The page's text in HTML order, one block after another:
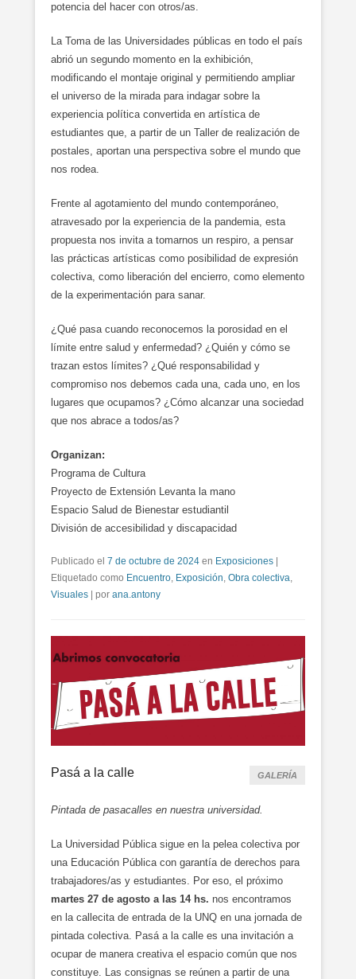
potencia del hacer con otros/as.
La Toma de las Universidades públicas en todo el país
abrió un segundo momento en la exhibición,
modificando el montaje original y permitiendo ampliar
el universo de la mirada para indagar sobre la
experiencia política convertida en artística de
estudiantes que, a partir de un Taller de realización de
postales, aportan una perspectiva sobre el mundo que
nos rodea.
Frente al agotamiento del mundo contemporáneo,
atravesado por la experiencia de la pandemia, esta
propuesta nos invita a tomarnos un respiro, a pensar
las prácticas artísticas como posibilidad de expresión
colectiva, como liberación del encierro, como elemento
de la experimentación para sanar.
¿Qué pasa cuando reconocemos la porosidad en el
límite entre salud y enfermedad? ¿Quién y cómo se
trazan estos límites? ¿Qué responsabilidad y
compromiso nos debemos cada una, cada uno, en los
lugares que ocupamos? ¿Cómo alcanzar una sociedad
que nos abrace a todos/as?
Organizan:
Programa de Cultura
Proyecto de Extensión Levanta la mano
Espacio Salud de Bienestar estudiantil
División de accesibilidad y discapacidad
Publicado el 7 de octubre de 2024 en Exposiciones
Etiquetado como Encuentro, Exposición, Obra colectiva,
Visuales
por ana.antony
Pasá a la calle GALERÍA
Pintada de pasacalles en nuestra universidad.
La Universidad Pública sigue en la pelea colectiva por
una Educación Pública con garantía de derechos para
trabajadores/as y estudiantes. Por eso, el próximo
martes 27 de agosto a las 14 hs. nos encontramos
en la callecita de entrada de la UNQ en una jornada de
pintada colectiva. Pasá a la calle es una invitación a
ocupar de manera creativa el espacio común que nos
constituye. Las consignas se reúnen a partir de una